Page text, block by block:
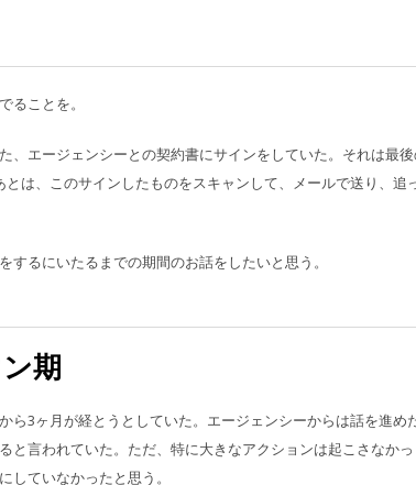
ることを。
、エージェンシーとの契約書にサインをしていた。それは最
は、このサインしたものをスキャンして、メールで送り、追
るにいたるまでの期間のお話をしたいと思う。
期
ら3ヶ月が経とうとしていた。エージェンシーからは話を進め
と言われていた。ただ、特に大きなアクションは起こさなかっ
していなかったと思う。